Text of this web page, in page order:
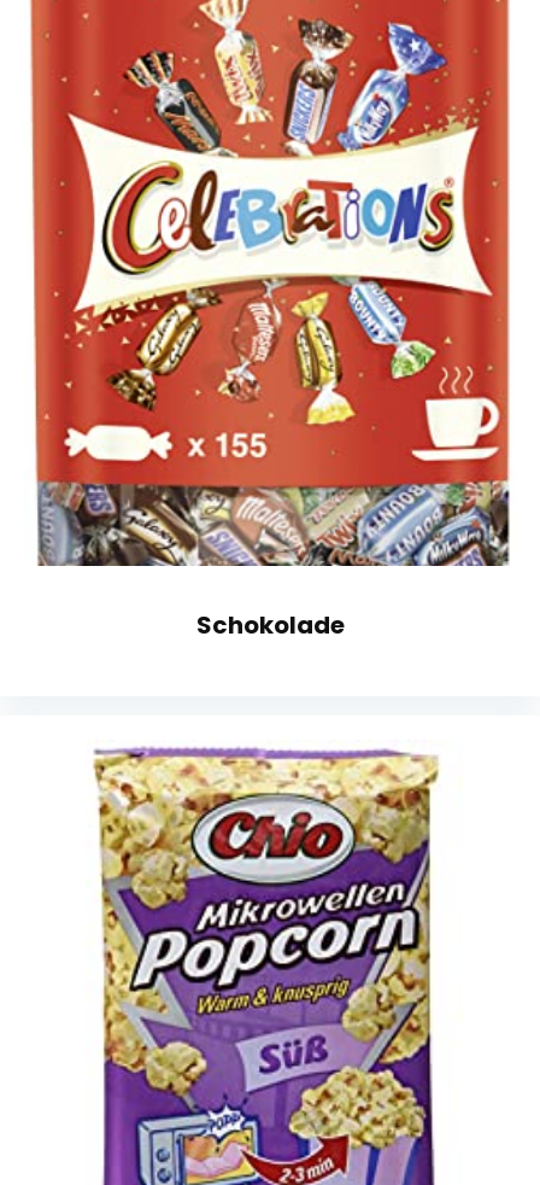
Schokolade